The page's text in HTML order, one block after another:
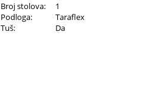
Broj stolova:
1
Podloga:
Taraflex
Tuš:
Da